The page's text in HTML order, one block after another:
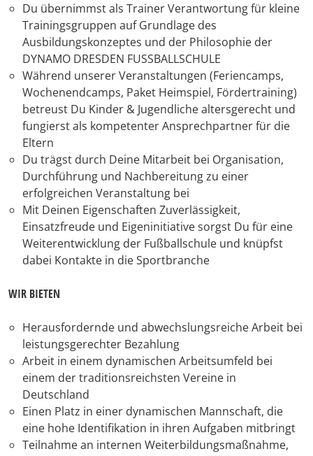
Du übernimmst als Trainer Verantwortung für kleine
Trainingsgruppen auf Grundlage des
Ausbildungskonzeptes und der Philosophie der
DYNAMO DRESDEN FUSSBALLSCHULE
Während unserer Veranstaltungen (Feriencamps,
Wochenendcamps, Paket Heimspiel, Fördertraining)
betreust Du Kinder & Jugendliche altersgerecht und
fungierst als kompetenter Ansprechpartner für die
Eltern
Du trägst durch Deine Mitarbeit bei Organisation,
Durchführung und Nachbereitung zu einer
erfolgreichen Veranstaltung bei
Mit Deinen Eigenschaften Zuverlässigkeit,
Einsatzfreude und Eigeninitiative sorgst Du für eine
Weiterentwicklung der Fußballschule und knüpfst
dabei Kontakte in die Sportbranche
WIR BIETEN
Herausfordernde und abwechslungsreiche Arbeit bei
leistungsgerechter Bezahlung
Arbeit in einem dynamischen Arbeitsumfeld bei
einem der traditionsreichsten Vereine in
Deutschland
Einen Platz in einer dynamischen Mannschaft, die
eine hohe Identifikation in ihren Aufgaben mitbringt
Teilnahme an internen Weiterbildungsmaßnahme,